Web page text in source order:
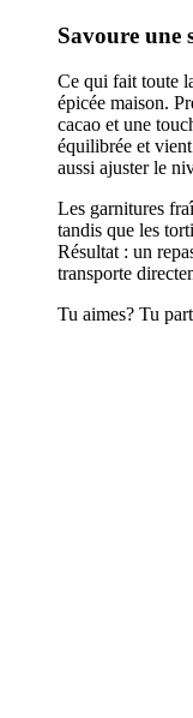
Savoure une
Ce qui fait toute
épicée maison.
cacao et une
équilibrée et
aussi ajuster le
Les garnitures
tandis que les
Résultat : un
transporte
Tu aimes? Tu